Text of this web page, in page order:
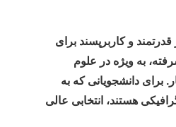
قدرتمند و کاربرپسند برای
به ویژه در علوم
برای دانشجویانی که به
هستند، انتخابی عالی